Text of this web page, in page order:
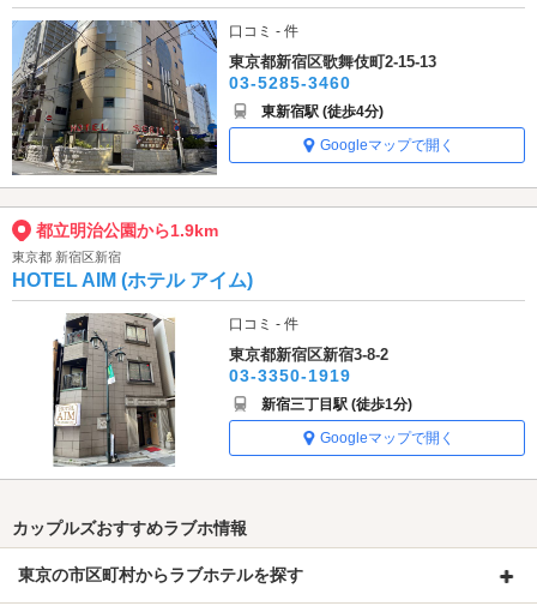
口コミ - 件
東京都新宿区歌舞伎町2-15-13
03-5285-3460
東新宿駅 (徒歩4分)
Googleマップで開く
都立明治公園から1.9km
東京都 新宿区新宿
HOTEL AIM (ホテル アイム)
口コミ - 件
東京都新宿区新宿3-8-2
03-3350-1919
新宿三丁目駅 (徒歩1分)
Googleマップで開く
カップルズおすすめラブホ情報
東京の市区町村からラブホテルを探す